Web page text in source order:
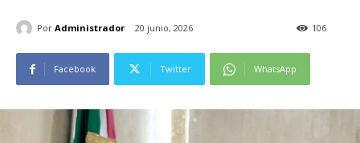
Por Administrador 20 junio, 2026 106
Facebook Twitter WhatsApp